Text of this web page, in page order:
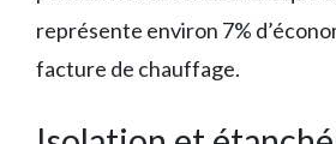
représente environ 7%
facture de chauffage.